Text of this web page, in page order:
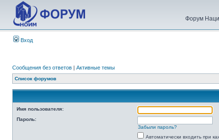
Форум
Вход
Сообщения без ответов | Активные темы
Список форумов
Имя пользователя:
Пароль:
Забыли пароль?
Автоматически входить при